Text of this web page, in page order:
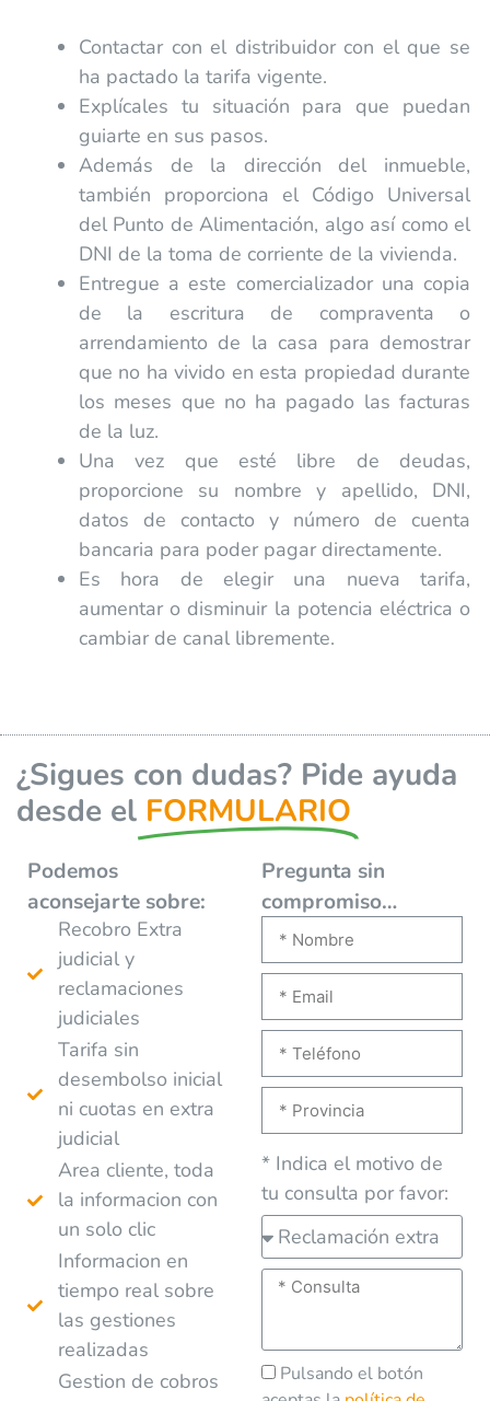
Contactar con el distribuidor con el que se
ha pactado la tarifa vigente.
Explícales tu situación para que puedan
guiarte en sus pasos.
Además de la dirección del inmueble,
también proporciona el Código Universal
del Punto de Alimentación, algo así como el
DNI de la toma de corriente de la vivienda.
Entregue a este comercializador una copia
de la escritura de compraventa o
arrendamiento de la casa para demostrar
que no ha vivido en esta propiedad durante
los meses que no ha pagado las facturas
de la luz.
Una vez que esté libre de deudas,
proporcione su nombre y apellido, DNI,
datos de contacto y número de cuenta
bancaria para poder pagar directamente.
Es hora de elegir una nueva tarifa,
aumentar o disminuir la potencia eléctrica o
cambiar de canal libremente.
¿Sigues con dudas? Pide ayuda
desde el FORMULARIO
Podemos
aconsejarte sobre:
Recobro Extra
judicial y
reclamaciones
judiciales
Tarifa sin
desembolso inicial
ni cuotas en extra
judicial
Area cliente, toda
la informacion con
un solo clic
Informacion en
tiempo real sobre
las gestiones
realizadas
Gestion de cobros
Pregunta sin
compromiso…
* Indica el motivo de
tu consulta por favor:
Pulsando el botón